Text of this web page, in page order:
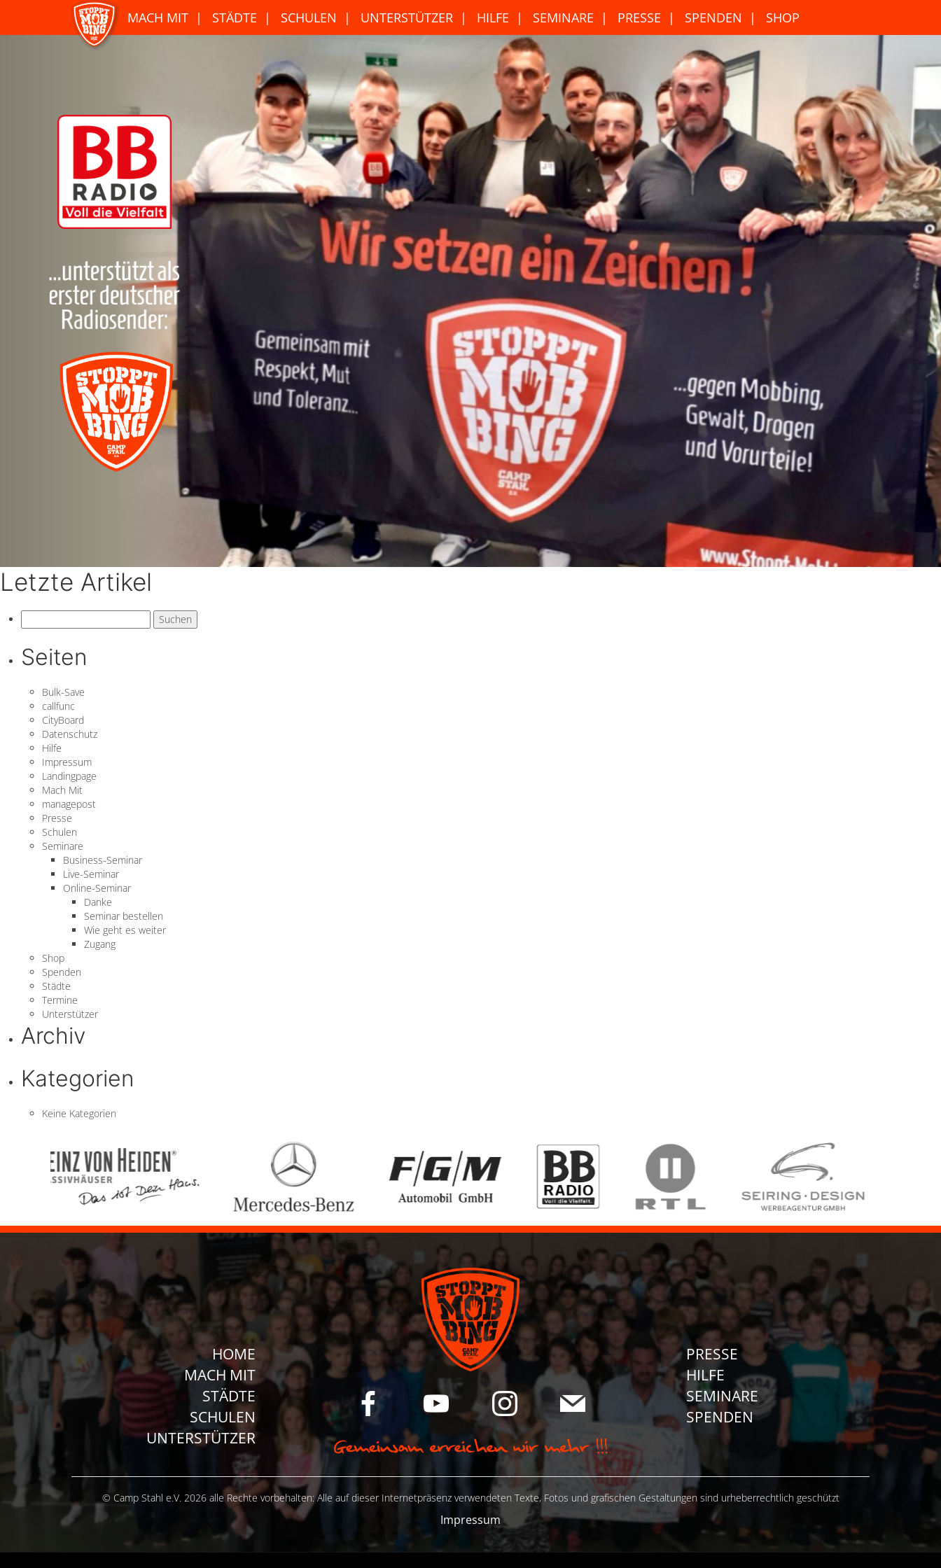
MACH MIT STÄDTE SCHULEN UNTERSTÜTZER HILFE SEMINARE PRESSE SPENDEN SHOP
Letzte Artikel
nach:
Seiten
Bulk-Save
callfunc
CityBoard
Datenschutz
Hilfe
Impressum
Landingpage
Mach Mit
managepost
Presse
Schulen
Seminare
Business-Seminar
Live-Seminar
Online-Seminar
Danke
Seminar bestellen
Wie geht es weiter
Zugang
Shop
Spenden
Städte
Termine
Unterstützer
Archiv
Kategorien
Keine Kategorien
HOME
MACH MIT
STÄDTE
SCHULEN
UNTERSTÜTZER
PRESSE
HILFE
SEMINARE
SPENDEN
© Camp Stahl e.V. 2026 alle Rechte vorbehalten: Alle auf dieser Internetpräsenz verwendeten Texte, Fotos und grafischen Gestaltungen sind urheberrechtlich geschützt
Impressum